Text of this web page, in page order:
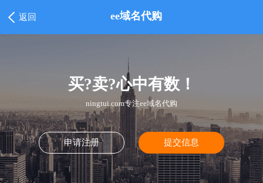
返回 ee域名代购
买?卖?心中有数！
ningtui.com专注ee域名代购
申请注册 提交信息